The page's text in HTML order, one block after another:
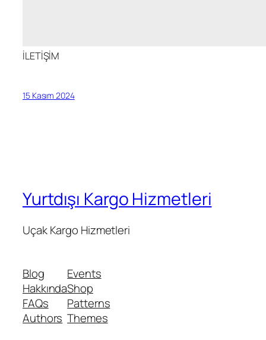
İLETİŞİM
15 Kasım 2024
Yurtdışı Kargo Hizmetleri
Uçak Kargo Hizmetleri
Blog
Hakkında
FAQs
Authors
Events
Shop
Patterns
Themes